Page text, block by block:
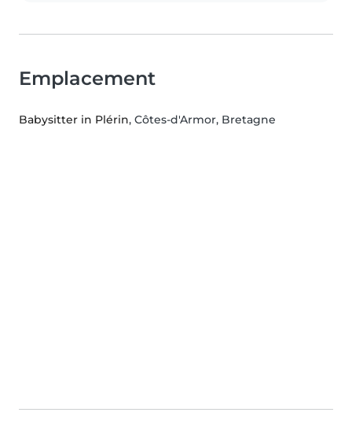
Emplacement
Babysitter in Plérin, Côtes-d'Armor, Bretagne